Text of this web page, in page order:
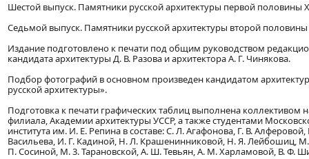
Шестой выпуск. Памятники русской архитектуры первой половины
Седьмой выпуск. Памятники русской архитектуры второй половины
Издание подготовлено к печати под общим руководством
кандидата архитектуры Д. В. Разова и архитектора А. Г. Чинякова.
Подбор фотографий в основном произведен кандидатом
русской архитектуры».
Подготовка к печати графических таблиц выполнена
филиала, Академии архитектуры УССР, а также студентами
института им. И. Е. Репина в составе: С. Л. Агафонова, Г. В.
Васильева, И. Г. Кадиной, Н. Л. Крашенинниковой, Н. Я. Лейбошиц,
П. Сосиной, М. 3. Тарановской, А. Ш. Тевьян, А. М. Харламовой, В. Ф.